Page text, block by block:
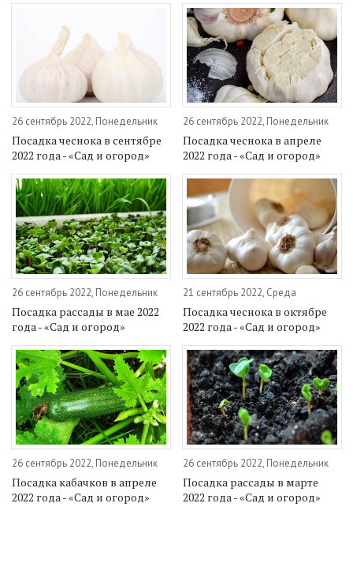
26 сентябрь 2022, Понедельник
Посадка чеснока в сентябре
2022 года - «Сад и огород»
26 сентябрь 2022, Понедельник
Посадка чеснока в апреле
2022 года - «Сад и огород»
26 сентябрь 2022, Понедельник
Посадка рассады в мае 2022
года - «Сад и огород»
21 сентябрь 2022, Среда
Посадка чеснока в октябре
2022 года - «Сад и огород»
26 сентябрь 2022, Понедельник
Посадка кабачков в апреле
2022 года - «Сад и огород»
26 сентябрь 2022, Понедельник
Посадка рассады в марте
2022 года - «Сад и огород»